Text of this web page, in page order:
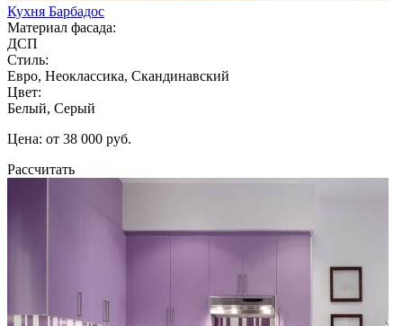
Кухня Барбадос
Материал фасада:
ДСП
Стиль:
Евро, Неоклассика, Скандинавский
Цвет:
Белый, Серый
Цена: от 38 000 руб.
Рассчитать